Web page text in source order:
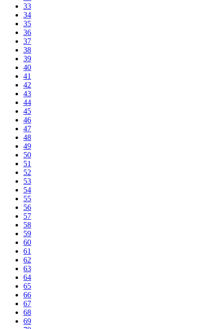
33
34
35
36
37
38
39
40
41
42
43
44
45
46
47
48
49
50
51
52
53
54
55
56
57
58
59
60
61
62
63
64
65
66
67
68
69